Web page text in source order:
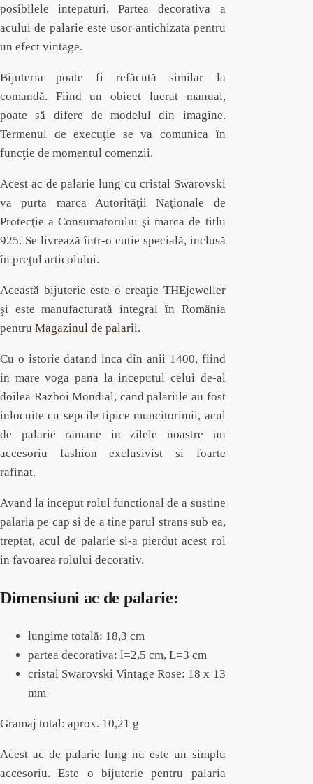
posibilele intepaturi. Partea decorativa a
acului de palarie este usor antichizata pentru
un efect vintage.
Bijuteria poate fi refăcută similar la
comandă. Fiind un obiect lucrat manual,
poate să difere de modelul din imagine.
Termenul de execuţie se va comunica în
funcţie de momentul comenzii.
Acest ac de palarie lung cu cristal Swarovski
va purta marca Autorităţii Naţionale de
Protecţie a Consumatorului şi marca de titlu
925. Se livrează într-o cutie specială, inclusă
în preţul articolului.
Această bijuterie este o creaţie THEjeweller
şi este manufacturată integral în România
pentru Magazinul de palarii.
Cu o istorie datand inca din anii 1400, fiind
in mare voga pana la inceputul celui de-al
doilea Razboi Mondial, cand palariile au fost
inlocuite cu sepcile tipice muncitorimii, acul
de palarie ramane in zilele noastre un
accesoriu fashion exclusivist si foarte
rafinat.
Avand la inceput rolul functional de a sustine
palaria pe cap si de a tine parul strans sub ea,
treptat, acul de palarie si-a pierdut acest rol
in favoarea rolului decorativ.
Dimensiuni ac de palarie:
lungime totală: 18,3 cm
partea decorativa: l=2,5 cm, L=3 cm
cristal Swarovski Vintage Rose: 18 x 13
mm
Gramaj total: aprox. 10,21 g
Acest ac de palarie lung nu este un simplu
accesoriu. Este o bijuterie pentru palaria